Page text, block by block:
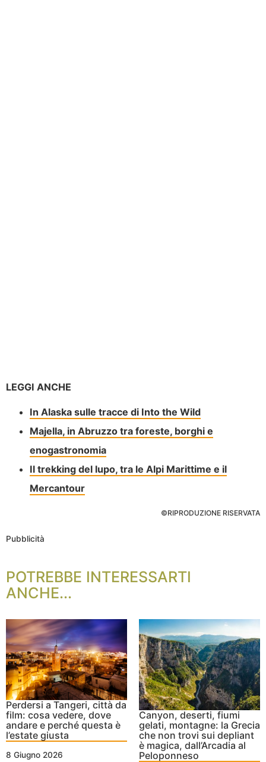
LEGGI ANCHE
In Alaska sulle tracce di Into the Wild
Majella, in Abruzzo tra foreste, borghi e
enogastronomia
Il trekking del lupo, tra le Alpi Marittime e il
Mercantour
©RIPRODUZIONE RISERVATA
Pubblicità
POTREBBE INTERESSARTI
ANCHE...
Perdersi a Tangeri, città da
film: cosa vedere, dove
andare e perché questa è
l’estate giusta
8 Giugno 2026
Canyon, deserti, fiumi
gelati, montagne: la Grecia
che non trovi sui depliant
è magica, dall’Arcadia al
Peloponneso